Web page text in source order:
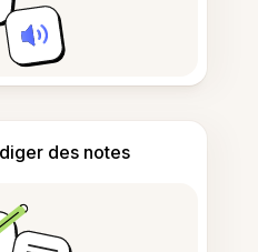
des notes